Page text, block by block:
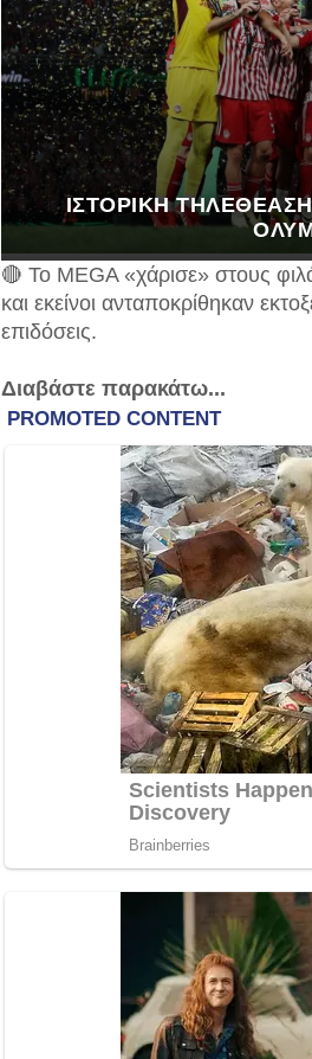
ΙΣΤΟΡΙΚΉ
🔴 Το MEGA «χάρισε» στους
και εκείνοι ανταποκρίθηκαν
επιδόσεις.
Διαβάστε παρακάτω...